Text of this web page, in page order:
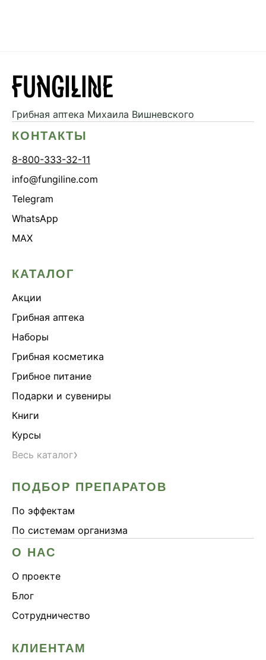
Дикий ямс
Желчегонное
Женское здоровье
Зависимости
Защита печени
Зверобой
Здоровое пищеварение
Здоровые суставы
Здоровый микробиом
Здоровье легких
Здоровье почек
Йохимбе
Каштан конский
Китайский кордицепс
Кордицепс
Косметика
Крепкие кости
Либидо
Лимонник китайский
Майтаке
Наборы
Натуральный антибиотик
Онколинейка
Грибная аптека Михаила Вишневского
КОНТАКТЫ
8-800-333-32-11
info@fungiline.com
Telegram
WhatsApp
MAX
КАТАЛОГ
Акции
Грибная аптека
Наборы
Грибная косметика
Грибное питание
Подарки и сувениры
Книги
Курсы
Весь каталог›
ПОДБОР ПРЕПАРАТОВ
По эффектам
По системам организма
О НАС
О проекте
Блог
Сотрудничество
КЛИЕНТАМ